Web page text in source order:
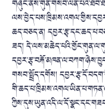
ཆད་བཅད་ན།
ཟད།
གསབ་སྤྲོད་དགོས།